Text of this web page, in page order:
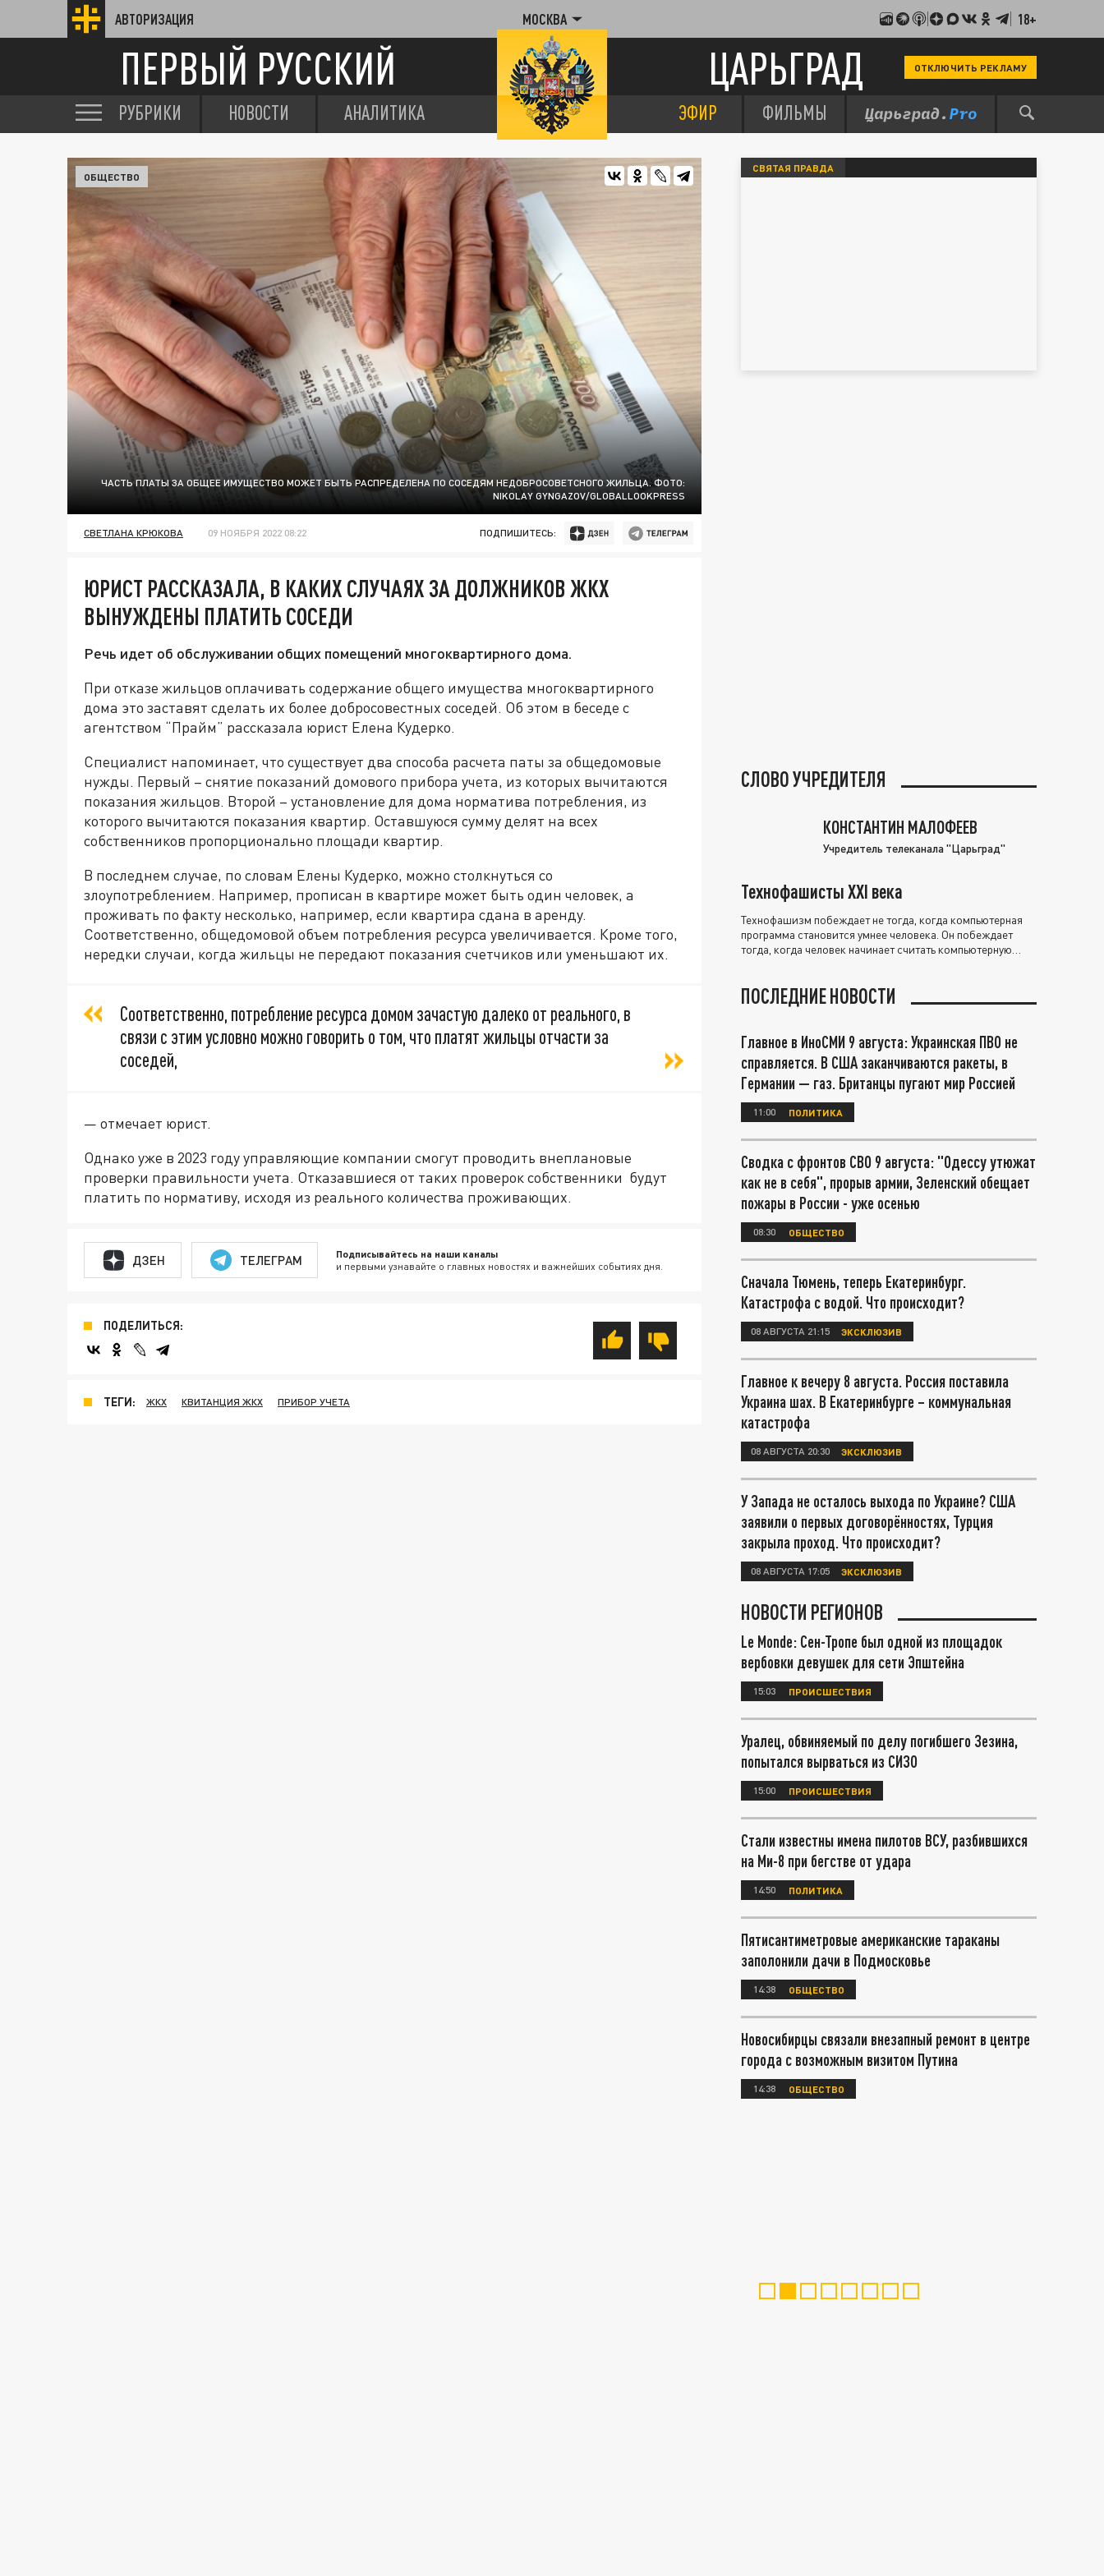
АВТОРИЗАЦИЯ МОСКВА 18+
ПЕРВЫЙ РУССКИЙ ЦАРЬГРАД ОТКЛЮЧИТЬ РЕКЛАМУ
РУБРИКИ НОВОСТИ АНАЛИТИКА ЭФИР ФИЛЬМЫ
ЧАСТЬ ПЛАТЫ ЗА ОБЩЕЕ ИМУЩЕСТВО МОЖЕТ БЫТЬ РАСПРЕДЕЛЕНА ПО СОСЕДЯМ НЕДОБРОСОВЕТСНОГО ЖИЛЬЦА. ФОТО:
NIKOLAY GYNGAZOV/GLOBALLOOKPRESS
ОБЩЕСТВО
СВЕТЛАНА КРЮКОВА 09 НОЯБРЯ 2022 08:22 ПОДПИШИТЕСЬ:
ЮРИСТ РАССКАЗАЛА, В КАКИХ СЛУЧАЯХ ЗА ДОЛЖНИКОВ ЖКХ
ВЫНУЖДЕНЫ ПЛАТИТЬ СОСЕДИ
Речь идет об обслуживании общих помещений многоквартирного дома.
При отказе жильцов оплачивать содержание общего имущества многоквартирного
дома это заставят сделать их более добросовестных соседей. Об этом в беседе с
агентством “Прайм” рассказала юрист Елена Кудерко.
Специалист напоминает, что существует два способа расчета паты за общедомовые
нужды. Первый – снятие показаний домового прибора учета, из которых вычитаются
показания жильцов. Второй – установление для дома норматива потребления, из
которого вычитаются показания квартир. Оставшуюся сумму делят на всех
собственников пропорционально площади квартир.
В последнем случае, по словам Елены Кудерко, можно столкнуться со
злоупотреблением. Например, прописан в квартире может быть один человек, а
проживать по факту несколько, например, если квартира сдана в аренду.
Соответственно, общедомовой объем потребления ресурса увеличивается. Кроме того,
нередки случаи, когда жильцы не передают показания счетчиков или уменьшают их.
Соответственно, потребление ресурса домом зачастую далеко от реального, в
связи с этим условно можно говорить о том, что платят жильцы отчасти за
соседей,
— отмечает юрист.
Однако уже в 2023 году управляющие компании смогут проводить внеплановые
проверки правильности учета. Отказавшиеся от таких проверок собственники будут
платить по нормативу, исходя из реального количества проживающих.
ДЗЕН ТЕЛЕГРАМ Подписывайтесь на наши каналы
и первыми узнавайте о главных новостях и важнейших событиях дня.
ПОДЕЛИТЬСЯ:
ТЕГИ: ЖКХ КВИТАНЦИЯ ЖКХ ПРИБОР УЧЕТА
СВЯТАЯ ПРАВДА
СЛОВО УЧРЕДИТЕЛЯ
КОНСТАНТИН МАЛОФЕЕВ
Учредитель телеканала "Царьград"
Технофашисты XXI века
Технофашизм побеждает не тогда, когда компьютерная
программа становится умнее человека. Он побеждает
тогда, когда человек начинает считать компьютерную
ПОСЛЕДНИЕ НОВОСТИ
Главное в ИноСМИ 9 августа: Украинская ПВО не
справляется. В США заканчиваются ракеты, в
Германии — газ. Британцы пугают мир Россией
11:00 ПОЛИТИКА
Сводка с фронтов СВО 9 августа: "Одессу утюжат
как не в себя", прорыв армии, Зеленский обещает
пожары в России - уже осенью
08:30 ОБЩЕСТВО
Сначала Тюмень, теперь Екатеринбург.
Катастрофа с водой. Что происходит?
08 АВГУСТА 21:15 ЭКСКЛЮЗИВ
Главное к вечеру 8 августа. Россия поставила
Украина шах. В Екатеринбурге – коммунальная
катастрофа
08 АВГУСТА 20:30 ЭКСКЛЮЗИВ
У Запада не осталось выхода по Украине? США
заявили о первых договорённостях, Турция
закрыла проход. Что происходит?
08 АВГУСТА 17:05 ЭКСКЛЮЗИВ
НОВОСТИ РЕГИОНОВ
Le Monde: Сен-Тропе был одной из площадок
вербовки девушек для сети Эпштейна
15:03 ПРОИСШЕСТВИЯ
Уралец, обвиняемый по делу погибшего Зезина,
попытался вырваться из СИЗО
15:00 ПРОИСШЕСТВИЯ
Стали известны имена пилотов ВСУ, разбившихся
на Ми-8 при бегстве от удара
14:50 ПОЛИТИКА
Пятисантиметровые американские тараканы
заполонили дачи в Подмосковье
14:38 ОБЩЕСТВО
Новосибирцы связали внезапный ремонт в центре
города с возможным визитом Путина
14:38 ОБЩЕСТВО